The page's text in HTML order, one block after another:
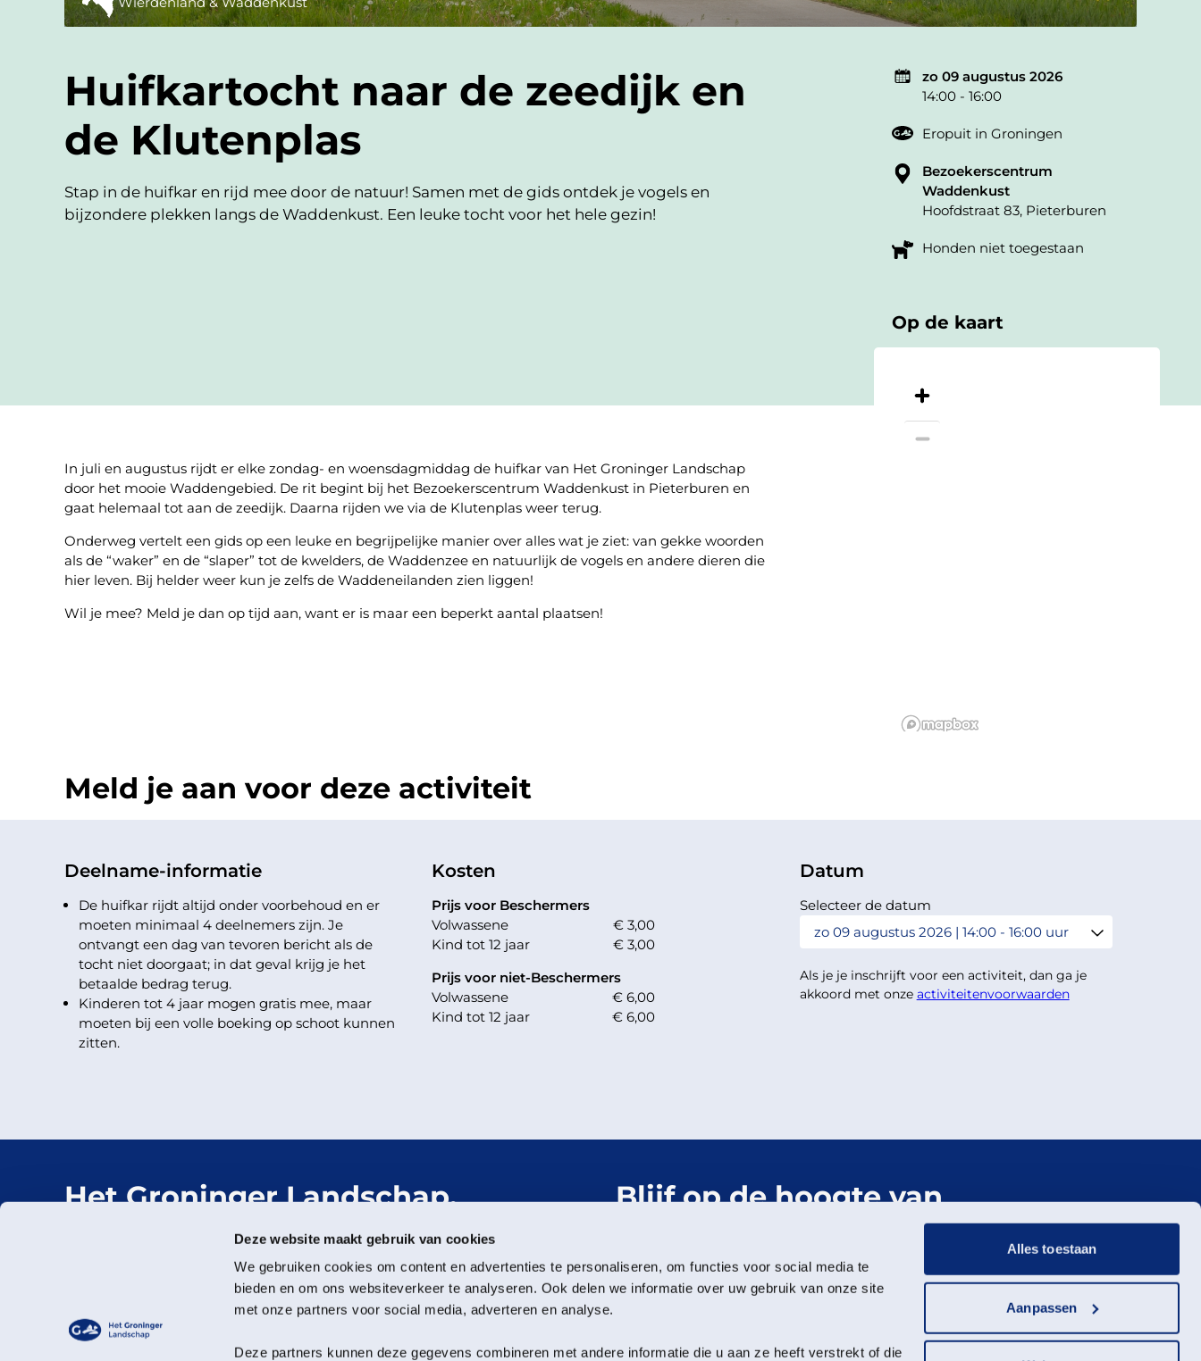
Deze website maakt gebruik van cookies
We gebruiken cookies om content en advertenties te personaliseren, om functies voor social media te
bieden en om ons websiteverkeer te analyseren. Ook delen we informatie over uw gebruik van onze site
met onze partners voor social media, adverteren en analyse.
Deze partners kunnen deze gegevens combineren met andere informatie die u aan ze heeft verstrekt of die
Alles toestaan
Aanpassen
Huifkartocht naar de zeedijk en
de Klutenplas
Stap in de huifkar en rijd mee door de natuur! Samen met de gids ontdek je vogels en
bijzondere plekken langs de Waddenkust. Een leuke tocht voor het hele gezin!
zo 09 augustus 2026
14:00 - 16:00
Eropuit in Groningen
Bezoekerscentrum
Waddenkust
Hoofdstraat 83, Pieterburen
Honden niet toegestaan
Op de kaart
In juli en augustus rijdt er elke zondag- en woensdagmiddag de huifkar van Het Groninger Landschap
door het mooie Waddengebied. De rit begint bij het Bezoekerscentrum Waddenkust in Pieterburen en
gaat helemaal tot aan de zeedijk. Daarna rijden we via de Klutenplas weer terug.
Onderweg vertelt een gids op een leuke en begrijpelijke manier over alles wat je ziet: van gekke woorden
als de “waker” en de “slaper” tot de kwelders, de Waddenzee en natuurlijk de vogels en andere dieren die
hier leven. Bij helder weer kun je zelfs de Waddeneilanden zien liggen!
Wil je mee? Meld je dan op tijd aan, want er is maar een beperkt aantal plaatsen!
Meld je aan voor deze activiteit
Deelname-informatie
De huifkar rijdt altijd onder voorbehoud en er
moeten minimaal 4 deelnemers zijn. Je
ontvangt een dag van tevoren bericht als de
tocht niet doorgaat; in dat geval krijg je het
betaalde bedrag terug.
Kinderen tot 4 jaar mogen gratis mee, maar
moeten bij een volle boeking op schoot kunnen
zitten.
Kosten
Prijs voor Beschermers
Volwassene
€ 3,00
Kind tot 12 jaar
€ 3,00
Prijs voor niet-Beschermers
Volwassene
€ 6,00
Kind tot 12 jaar
€ 6,00
Datum
Selecteer de datum
Als je je inschrijft voor een activiteit, dan ga je
akkoord met onze activiteitenvoorwaarden
Het Groninger Landschap.
Mooi dichtbij.
Blijf op de hoogte van
Het Groninger Landschap
Meld je aan voor de nieuwsbrief